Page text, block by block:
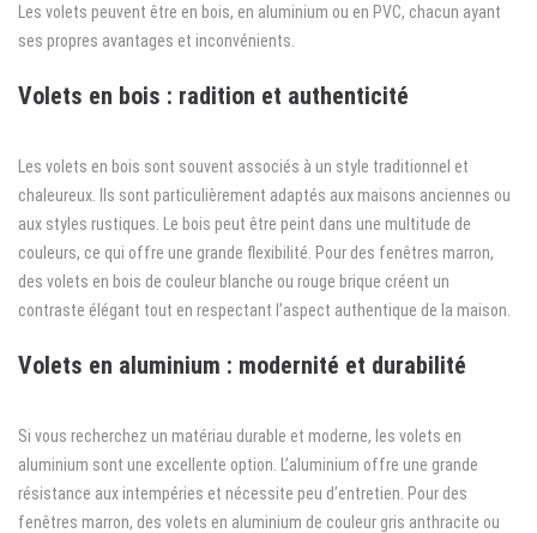
Les volets peuvent être en bois, en aluminium ou en PVC, chacun ayant
ses propres avantages et inconvénients.
Volets en bois : radition et authenticité
Les volets en bois sont souvent associés à un style traditionnel et
chaleureux. Ils sont particulièrement adaptés aux maisons anciennes ou
aux styles rustiques. Le bois peut être peint dans une multitude de
couleurs, ce qui offre une grande flexibilité. Pour des fenêtres marron,
des volets en bois de couleur blanche ou rouge brique créent un
contraste élégant tout en respectant l’aspect authentique de la maison.
Volets en aluminium : modernité et durabilité
Si vous recherchez un matériau durable et moderne, les volets en
aluminium sont une excellente option. L’aluminium offre une grande
résistance aux intempéries et nécessite peu d’entretien. Pour des
fenêtres marron, des volets en aluminium de couleur gris anthracite ou